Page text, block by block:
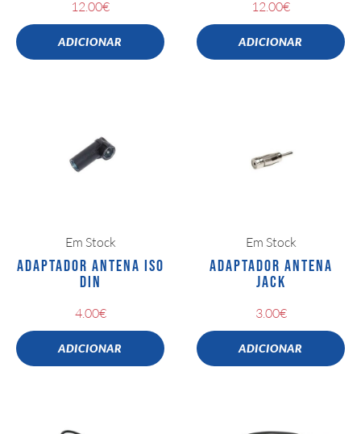
12.00€
ADICIONAR
12.00€
ADICIONAR
Em Stock
ADAPTADOR ANTENA ISO
DIN
4.00€
ADICIONAR
Em Stock
ADAPTADOR ANTENA
JACK
3.00€
ADICIONAR